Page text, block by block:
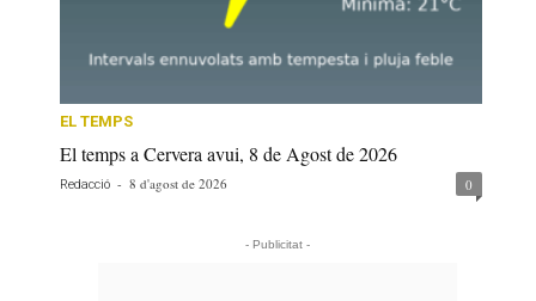
EL TEMPS
El temps a Cervera avui, 8 de Agost de 2026
Redacció - 8 d'agost de 2026 0
- Publicitat -